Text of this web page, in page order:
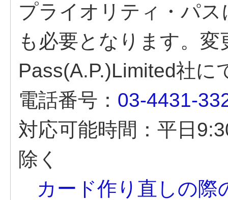
プライオリティ・パ
も必要となります。変
Pass(A.P.)Limited社
電話番号： 03-4431-
対応可能時間：平日
除く
カード作り直しの